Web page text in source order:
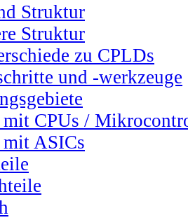
Struktur
Struktur
zu CPLDs
und -werkzeuge
mit CPUs /
ASICs